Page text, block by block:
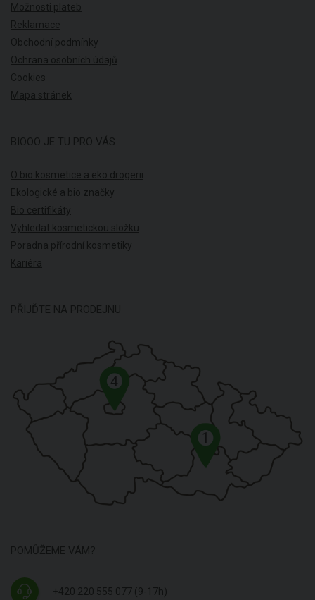
Možnosti plateb
Reklamace
Obchodní podmínky
Ochrana osobních údajů
Cookies
Mapa stránek
BIOOO JE TU PRO VÁS
O bio kosmetice a eko drogerii
Ekologické a bio značky
Bio certifikáty
Vyhledat kosmetickou složku
Poradna přírodní kosmetiky
Kariéra
PŘIJĎTE NA PRODEJNU
1
4
POMŮŽEME VÁM?
+420 220 555 077 (9-17h)